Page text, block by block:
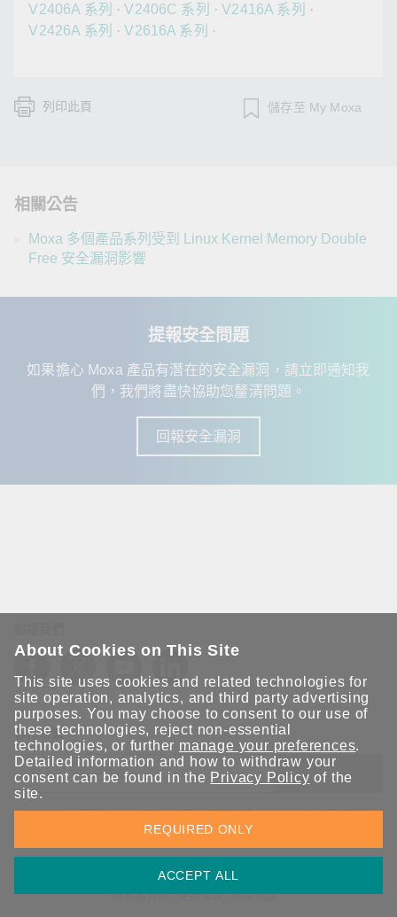
V2406A 系列
·V2406C 系列 ·V2416A 系列
·
V2426A 系列
·V2616A 系列 ·
列印此頁 儲存至 My Moxa
相關公告
Moxa 多個產品系列受到 Linux Kernel Memory Double
Free 安全漏洞影響
提報安全問題
如果擔心 Moxa 產品有潛在的安全漏洞，請立即通知我
們，我們將盡快協助您釐清問題。
回報安全漏洞
保持聯繫
送出
立即訂閱以獲得 Moxa 解決方案的最新消息。Moxa 非常重視您的
隱私權，我們絕不會將您的電子郵件提供給任何人。
隱私權聲明 使用條款 網站地圖
About Cookies on This Site
This site uses cookies and related technologies for
site operation, analytics, and third party advertising
purposes. You may choose to consent to our use of
these technologies, reject non-essential
technologies, or further manage your preferences.
Detailed information and how to withdraw your
consent can be found in the Privacy Policy of the
site.
ACCEPT ALL
REQUIRED ONLY